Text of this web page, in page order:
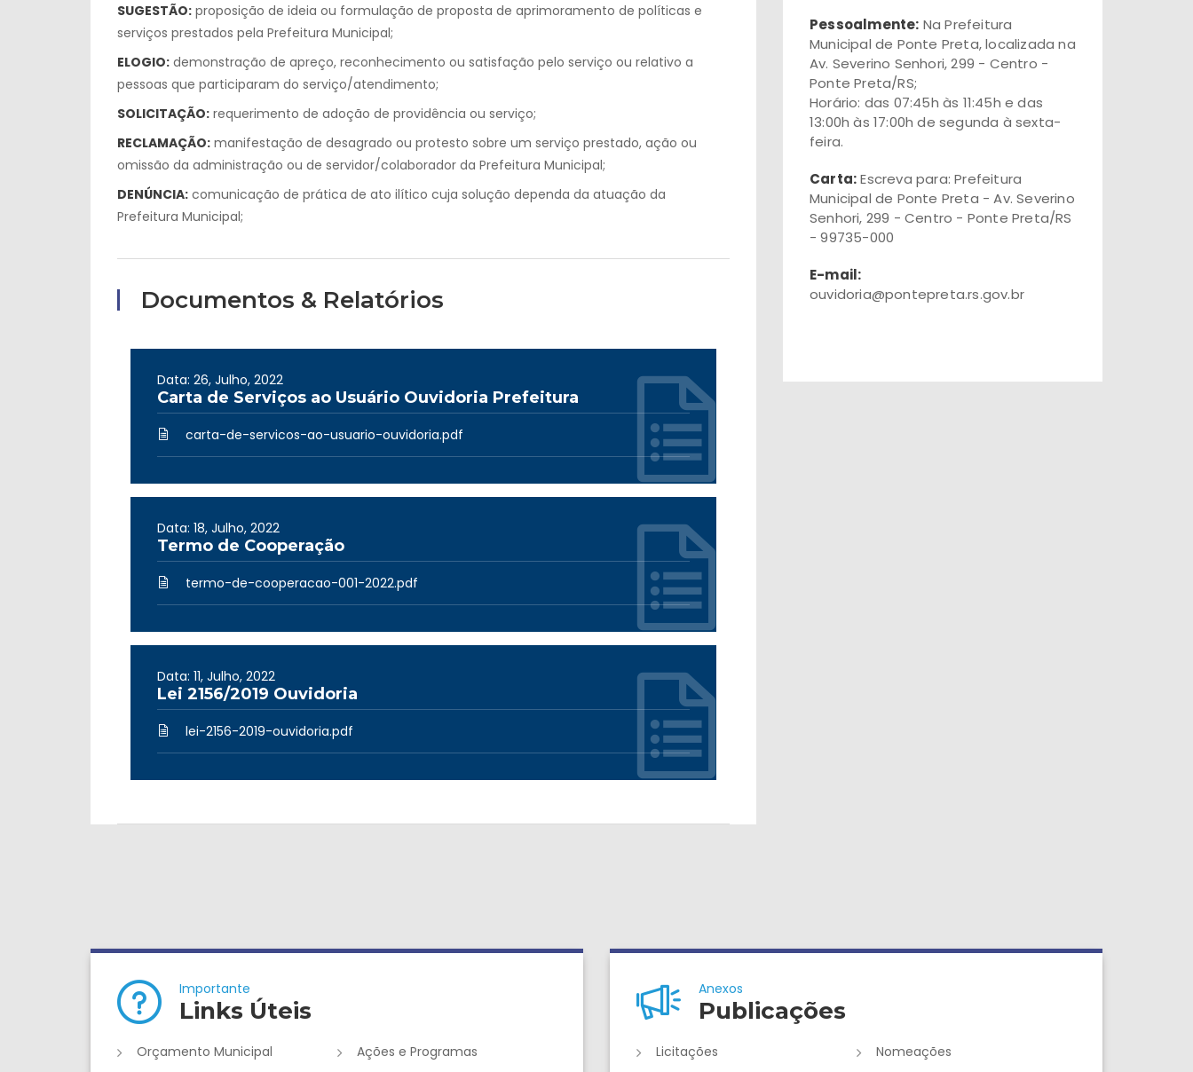
SUGESTÃO: proposição de ideia ou formulação de proposta de aprimoramento de políticas e
serviços prestados pela Prefeitura Municipal;
ELOGIO: demonstração de apreço, reconhecimento ou satisfação pelo serviço ou relativo a
pessoas que participaram do serviço/atendimento;
SOLICITAÇÃO: requerimento de adoção de providência ou serviço;
RECLAMAÇÃO: manifestação de desagrado ou protesto sobre um serviço prestado, ação ou
omissão da administração ou de servidor/colaborador da Prefeitura Municipal;
DENÚNCIA: comunicação de prática de ato ilítico cuja solução dependa da atuação da
Prefeitura Municipal;
Documentos & Relatórios
Data: 26, Julho, 2022
Carta de Serviços ao Usuário Ouvidoria Prefeitura
carta-de-servicos-ao-usuario-ouvidoria.pdf
Data: 18, Julho, 2022
Termo de Cooperação
termo-de-cooperacao-001-2022.pdf
Data: 11, Julho, 2022
Lei 2156/2019 Ouvidoria
lei-2156-2019-ouvidoria.pdf
Pessoalmente: Na Prefeitura
Municipal de Ponte Preta, localizada na
Av. Severino Senhori, 299 - Centro -
Ponte Preta/RS;
Horário: das 07:45h às 11:45h e das
13:00h às 17:00h de segunda à sexta-
feira.
Carta:Escreva para: Prefeitura
Municipal de Ponte Preta - Av. Severino
Senhori, 299 - Centro - Ponte Preta/RS
- 99735-000
E-mail:
ouvidoria@pontepreta.rs.gov.br
Importante
Links Úteis
Orçamento Municipal
Ações e Programas
Anexos
Publicações
Licitações
Nomeações